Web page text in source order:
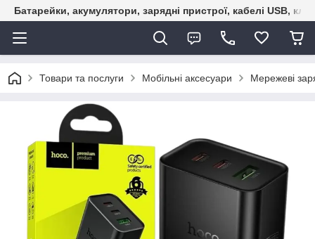
Батарейки, акумулятори, зарядні пристрої, кабелі USB,
Товари та послуги Мобільні аксесуари Мережеві